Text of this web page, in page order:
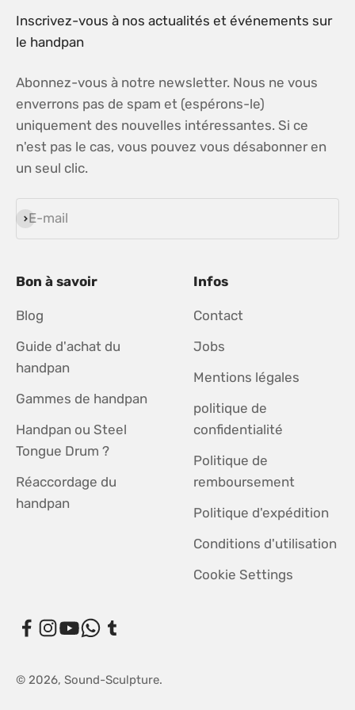
Inscrivez-vous à nos actualités et événements sur
le handpan
Abonnez-vous à notre newsletter. Nous ne vous
enverrons pas de spam et (espérons-le)
uniquement des nouvelles intéressantes. Si ce
n'est pas le cas, vous pouvez vous désabonner en
un seul clic.
E-mail
S'inscrire
Bon à savoir
Blog
Guide d'achat du
handpan
Gammes de handpan
Handpan ou Steel
Tongue Drum ?
Réaccordage du
handpan
Infos
Contact
Jobs
Mentions légales
politique de
confidentialité
Politique de
remboursement
Politique d'expédition
Conditions d'utilisation
Cookie Settings
© 2026, Sound-Sculpture.